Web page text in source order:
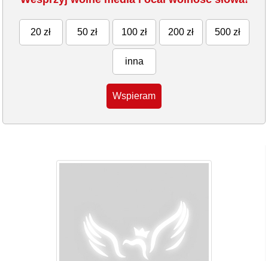
20 zł 50 zł 100 zł 200 zł 500 zł
inna
Wspieram